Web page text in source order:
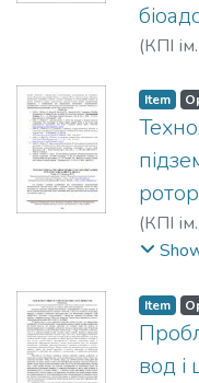
(КПІ
Item
(КПІ
Л. А.;
Item
вод і